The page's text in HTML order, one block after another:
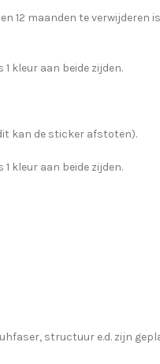
12 maanden te verwijderen
kleur aan beide zijden.
kan de sticker afstoten).
kleur aan beide zijden.
structuur e.d. zijn